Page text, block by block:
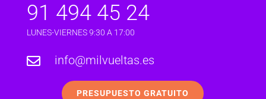
91 494 45 24
LUNES-VIERNES 9:30 A 17:00
 info@milvueltas.es
PRESUPUESTO GRATUITO